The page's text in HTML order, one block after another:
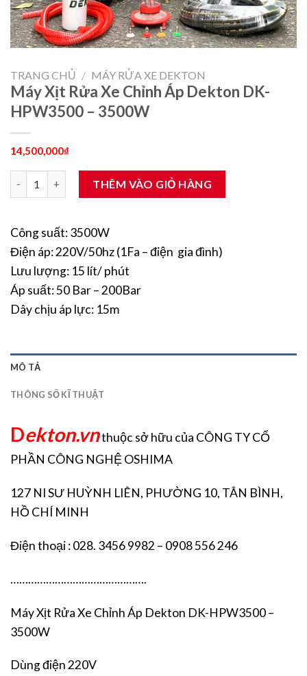
TRANG CHỦ / MÁY RỬA XE DEKTON
Máy Xịt Rửa Xe Chỉnh Áp Dekton DK-
HPW3500 – 3500W
14,500,000₫
Máy Xịt Rửa Xe Chỉnh Áp Dekton DK-HPW3500 - 3500W số
THÊM VÀO GIỎ HÀNG
Công suất: 3500W
Điện áp: 220V/50hz (1Fa – điện gia đình)
Lưu lượng: 15 lít/ phút
Áp suất: 50 Bar – 200Bar
Dây chịu áp lực: 15m
MÔ TẢ
THÔNG SỐ KĨ THUẬT
Dekton.vnthuộc sở hữu của CÔNG TY CỔ
PHẦN CÔNG NGHỆ OSHIMA
127 NI SƯ HUỲNH LIÊN, PHƯỜNG 10, TÂN BÌNH,
HỒ CHÍ MINH
Điện thoại : 028. 3456 9982 – 0908 556 246
……………………………………….
Máy Xịt Rửa Xe Chỉnh Áp Dekton DK-HPW3500 –
3500W
Dùng điện 220V